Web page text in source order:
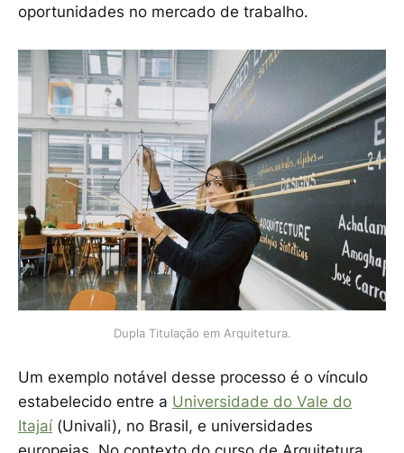
oportunidades no mercado de trabalho.
Dupla Titulação em Arquitetura.
Um exemplo notável desse processo é o vínculo
estabelecido entre a Universidade do Vale do
Itajaí (Univali), no Brasil, e universidades